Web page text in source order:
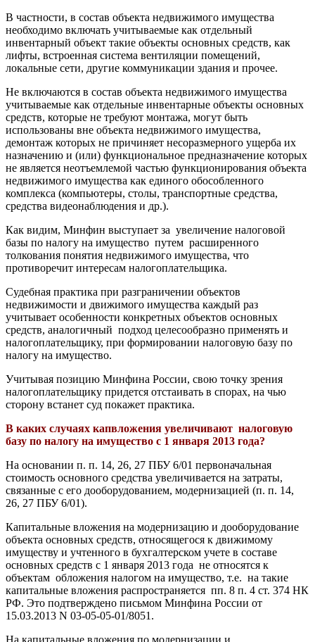
В частности, в состав объекта недвижимого имущества
необходимо включать учитываемые как отдельный
инвентарный объект такие объекты основных средств, как
лифты, встроенная система вентиляции помещений,
локальные сети, другие коммуникации здания и прочее.
Не включаются в состав объекта недвижимого имущества
учитываемые как отдельные инвентарные объекты основных
средств, которые не требуют монтажа, могут быть
использованы вне объекта недвижимого имущества,
демонтаж которых не причиняет несоразмерного ущерба их
назначению и (или) функциональное предназначение которых
не является неотъемлемой частью функционирования объекта
недвижимого имущества как единого обособленного
комплекса (компьютеры, столы, транспортные средства,
средства видеонаблюдения и др.).
Как видим, Минфин выступает за увеличение налоговой
базы по налогу на имущество путем расширенного
толкования понятия недвижимого имущества, что
противоречит интересам налогоплательщика.
Судебная практика при разграничении объектов
недвижимости и движимого имущества каждый раз
учитывает особенности конкретных объектов основных
средств, аналогичный подход целесообразно применять и
налогоплательщику, при формировании налоговую базу по
налогу на имущество.
Учитывая позицию Минфина России, свою точку зрения
налогоплательщику придется отстаивать в спорах, на чью
сторону встанет суд покажет практика.
В каких случаях капвложения увеличивают налоговую
базу по налогу на имущество с 1 января 2013 года?
На основании п. п. 14, 26, 27 ПБУ 6/01 первоначальная
стоимость основного средства увеличивается на затраты,
связанные с его дооборудованием, модернизацией (п. п. 14,
26, 27 ПБУ 6/01).
Капитальные вложения на модернизацию и дооборудование
объекта основных средств, относящегося к движимому
имуществу и учтенного в бухгалтерском учете в составе
основных средств с 1 января 2013 года не относятся к
объектам обложения налогом на имущество, т.е. на такие
капитальные вложения распространяется пп. 8 п. 4 ст. 374 НК
РФ. Это подтверждено письмом Минфина России от
15.03.2013 N 03-05-05-01/8051.
На капитальные вложения по модернизации и